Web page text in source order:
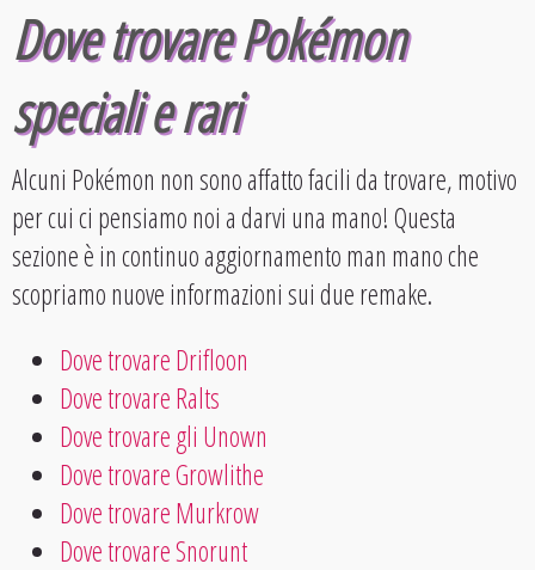
Dove trovare Pokémon
speciali e rari
Alcuni Pokémon non sono affatto facili da trovare, motivo
per cui ci pensiamo noi a darvi una mano! Questa
sezione è in continuo aggiornamento man mano che
scopriamo nuove informazioni sui due remake.
Dove trovare Drifloon
Dove trovare Ralts
Dove trovare gli Unown
Dove trovare Growlithe
Dove trovare Murkrow
Dove trovare Snorunt